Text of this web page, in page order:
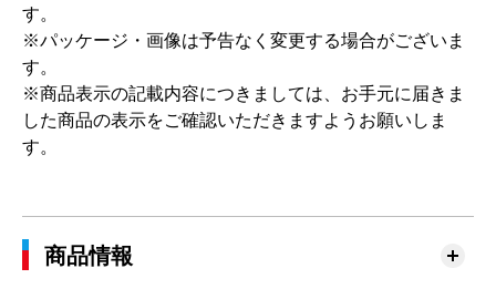
す。
※パッケージ・画像は予告なく変更する場合がございま
す。
※商品表示の記載内容につきましては、お手元に届きま
した商品の表示をご確認いただきますようお願いしま
す。
商品情報